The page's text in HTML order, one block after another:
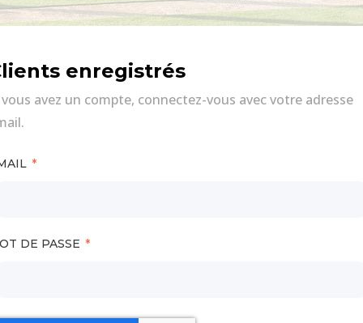
enregistrés
vous avez un compte, connectez-vous avec votre adresse
DE PASSE